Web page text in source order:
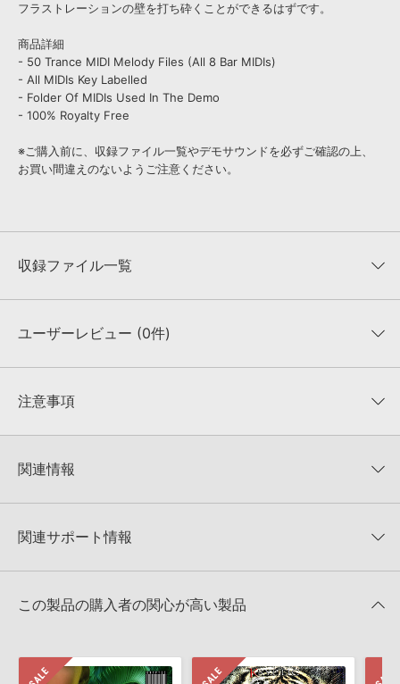
フラストレーションの壁を打ち砕くことができるはずです。
商品詳細
- 50 Trance MIDI Melody Files (All 8 Bar MIDIs)
- All MIDIs Key Labelled
- Folder Of MIDIs Used In The Demo
- 100% Royalty Free
※ご購入前に、収録ファイル一覧やデモサウンドを必ずご確認の上、
お買い間違えのないようご注意ください。
収録ファイル一覧
収録ファイル一覧
ユーザーレビュー (0件)
★★★★★
★5
★4
★1
0%
注意事項
KONTAKTフォーマットは、
でお使いいただけます。無償版のKONTAKT PLAYERではお使いい
4GBを超えるデータに関するご注意：
FAT32でフォーマットされた
きます際には、NTFSやHFS＋でフォーマットされたHDDをご用意
いただく必要がございます。
知らせするメールの2通が送信されます。メールに記載されており
ます説明に沿って、製品のダウンロード／導入を行って下さい。
関連情報
50%OFF！サマーセール！
関連サポート情報
2022.06.06
おります。ご覧頂くには、該当する製品をご購入頂く必要がございます。
この製品の購入者の関心が高い製品